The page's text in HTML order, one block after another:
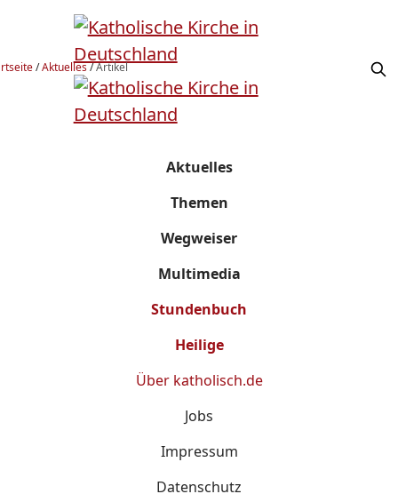
/Aktuelles/Artikel
Aktuelles
Themen
Wegweiser
Multimedia
Stundenbuch
Heilige
Über katholisch.de
Jobs
Impressum
Datenschutz